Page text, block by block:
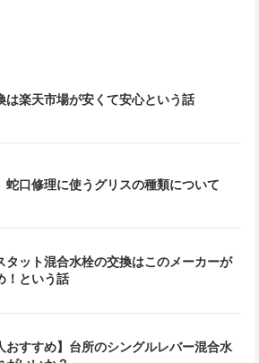
は楽天市場が安くて安心という話
蛇口修理に使うグリスの種類について
タット混合水栓の交換はこのメーカーが
！という話
おすすめ】台所のシングルレバー混合水